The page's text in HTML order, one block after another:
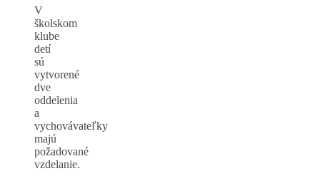
V
školskom
klube
detí
sú
vytvorené
dve
oddelenia
a
vychovávateľky
majú
požadované
vzdelanie.